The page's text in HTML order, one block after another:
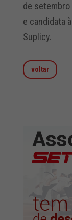
de
e candidata
Suplicy.
voltar